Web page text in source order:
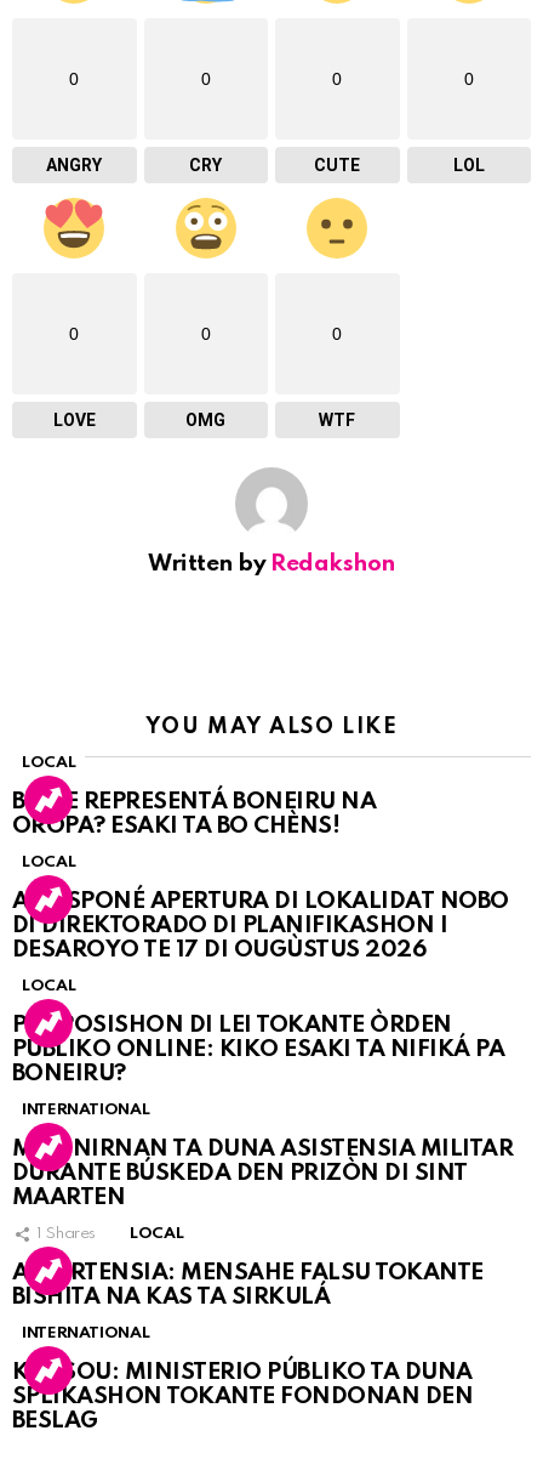
0
ANGRY
0
CRY
0
CUTE
0
LOL
0
LOVE
0
OMG
0
WTF
Written by Redakshon
YOU MAY ALSO LIKE
LOCAL
BO KE REPRESENTÁ BONEIRU NA
OROPA? ESAKI TA BO CHÈNS!
LOCAL
A POSPONÉ APERTURA DI LOKALIDAT NOBO
DI DIREKTORADO DI PLANIFIKASHON I
DESAROYO TE 17 DI OUGÙSTUS 2026
LOCAL
PROPOSISHON DI LEI TOKANTE ÒRDEN
PÚBLIKO ONLINE: KIKO ESAKI TA NIFIKÁ PA
BONEIRU?
INTERNATIONAL
MARINIRNAN TA DUNA ASISTENSIA MILITAR
DURANTE BÚSKEDA DEN PRIZÒN DI SINT
MAARTEN
1 Shares LOCAL
ATVERTENSIA: MENSAHE FALSU TOKANTE
BISHITA NA KAS TA SIRKULÁ
INTERNATIONAL
KORSOU: MINISTERIO PÚBLIKO TA DUNA
SPLIKASHON TOKANTE FONDONAN DEN
BESLAG